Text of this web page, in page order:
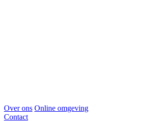
Over ons Online omgeving
Contact